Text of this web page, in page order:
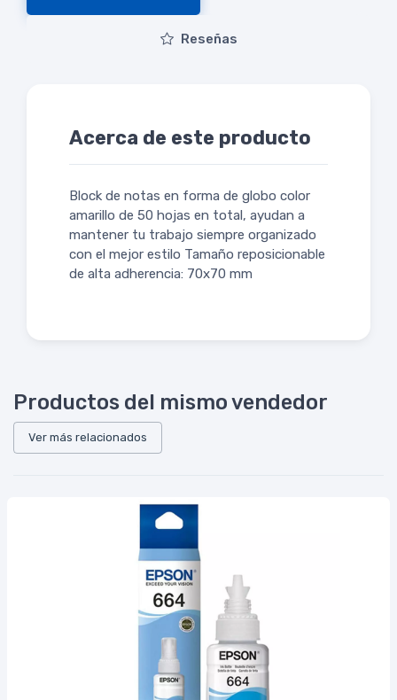
Reseñas
Acerca de este producto
Block de notas en forma de globo color
amarillo de 50 hojas en total, ayudan a
mantener tu trabajo siempre organizado
con el mejor estilo Tamaño reposicionable
de alta adherencia: 70x70 mm
Productos del mismo vendedor
Ver más relacionados